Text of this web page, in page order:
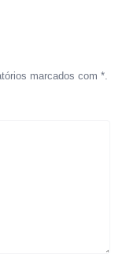
marcados com *.